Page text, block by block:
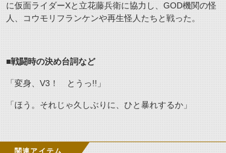
に仮面ライダーXと立花藤兵衛に協力し、GOD機関の怪
人、コウモリフランケンや再生怪人たちと戦った。
■戦闘時の決め台詞など
「変身、V3！ とうっ!!」
「ほう。それじゃ久しぶりに、ひと暴れするか」
関連アイテム